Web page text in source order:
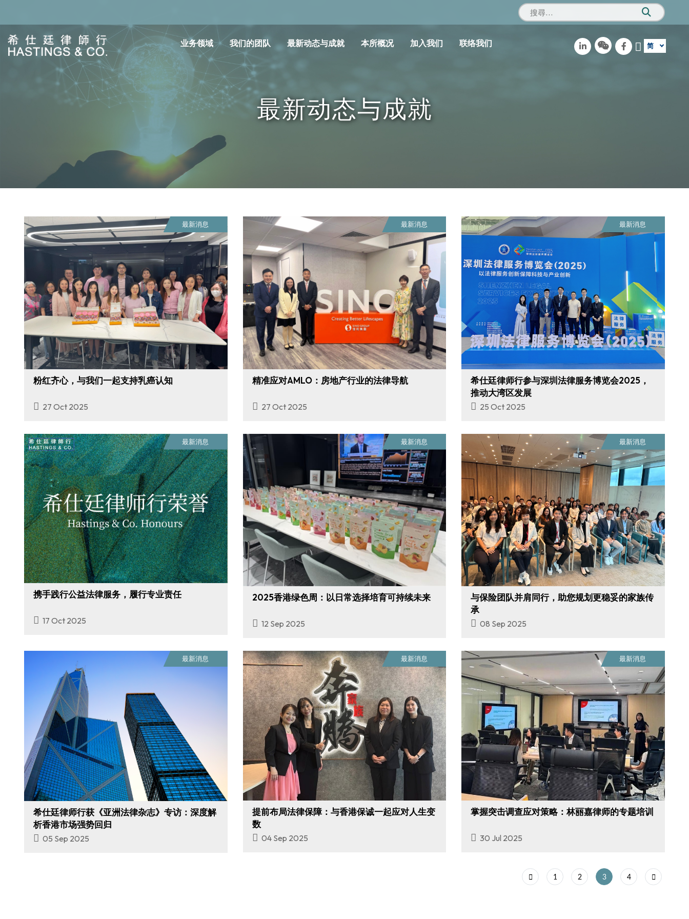
业务领域 我们的团队 最新动态与成就 本所概况 加入我们 联络我们 简
最新动态与成就
粉红齐心，与我们一起支持乳癌认知
27 Oct 2025
最新消息
精准应对AMLO：房地产行业的法律导航
27 Oct 2025
最新消息
希仕廷律师行参与深圳法律服务博览会2025，
推动大湾区发展
25 Oct 2025
最新消息
携手践行公益法律服务，履行专业责任
17 Oct 2025
最新消息
2025香港绿色周：以日常选择培育可持续未来
12 Sep 2025
最新消息
与保险团队并肩同行，助您规划更稳妥的家族传
承
08 Sep 2025
最新消息
希仕廷律师行获《亚洲法律杂志》专访：深度解
析香港市场强势回归
05 Sep 2025
最新消息
提前布局法律保障：与香港保诚一起应对人生变
数
04 Sep 2025
最新消息
掌握突击调查应对策略：林丽嘉律师的专题培训
30 Jul 2025
最新消息
1 2 3 4